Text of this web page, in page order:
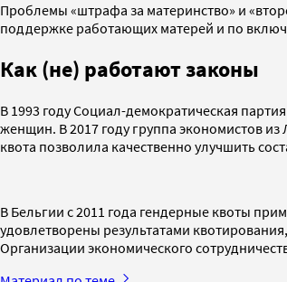
Проблемы «штрафа за материнство» и
поддержке работающих матерей и по
Как (не) работают законы
В 1993 году Социал-демократическая
женщин. В 2017 году группа экономистов
квота позволила качественно улучшить
В Бельгии с 2011 года гендерные квоты
удовлетворены результатами
Организации экономического